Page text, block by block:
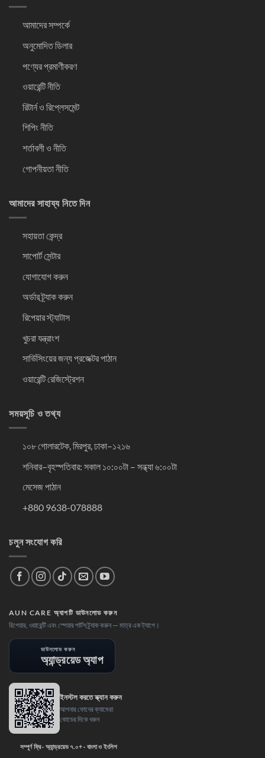
আমাদের সম্পর্কে
অনুমোদিত ডিলার
পণ্যের প্রমাণীকরণ
ওয়ারেন্টি নীতি
রিটার্ন ও রিপ্লেসমেন্ট
শিপিং নীতি
শর্তাবলী ও নীতি
গোপনীয়তা নীতি
আমাদের সাহায্য নিতে দিন
সহায়তা কেন্দ্র
সাপোর্ট সেন্টার
যোগাযোগ করুন
অর্ডার ট্র্যাক করুন
রিপেয়ার স্ট্যাটাস
খুচরা যন্ত্রাংশ
সার্ভিসিংয়ের জন্য প্রজেক্টর পাঠান
ওয়ারেন্টি রেজিস্ট্রেশন
সময়সূচি ও তথ্য
১০৮ গোলারটেক, মিরপুর, ঢাকা–১২১৬
শনিবার–বৃহস্পতিবার: সকাল ১০:০০টা – সন্ধ্যা ৬:০০টা
মেসেজ পাঠান
+880 9638-078888
চলুন সংযোগ করি
AUN CARE অ্যাপটি ডাউনলোড করুন
রিপেয়ার, ওয়ারেন্টি এবং স্পেয়ার পার্টস ট্র্যাক করুন — মাত্র এক ট্যাপে।
ডাউনলোড করুন
অ্যান্ড্রয়েড অ্যাপ
ইনস্টল করতে স্ক্যান করুন
আপনার ফোনের ক্যামেরা
কোডের দিকে ধরুন
সম্পূর্ণ ফ্রি · অ্যান্ড্রয়েড ৭.০+ · বাংলা ও ইংলিশ